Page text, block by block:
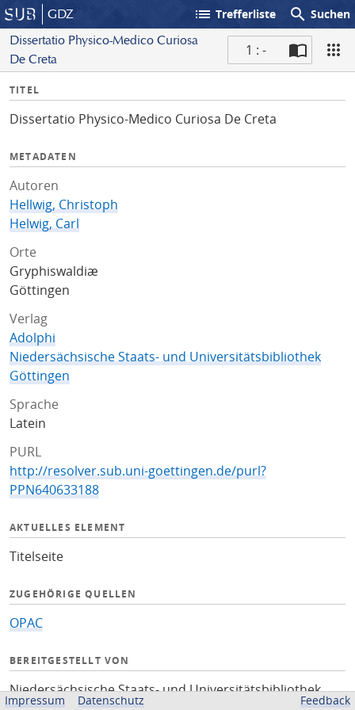
GDZ list Trefferliste search Suchen
Dissertatio Physico-Medico Curiosa
De Creta
1 : -
I
f
TITEL
Dissertatio Physico-Medico Curiosa De Creta
METADATEN
Autoren
Hellwig, Christoph
Helwig, Carl
Orte
Gryphiswaldiæ
Göttingen
Verlag
Adolphi
Niedersächsische Staats- und Universitätsbibliothek
Göttingen
Sprache
Latein
PURL
http://resolver.sub.uni-goettingen.de/purl?
PPN640633188
AKTUELLES ELEMENT
Titelseite
ZUGEHÖRIGE QUELLEN
OPAC
BEREITGESTELLT VON
Niedersächsische Staats- und Universitätsbibliothek
Impressum Datenschutz Feedback